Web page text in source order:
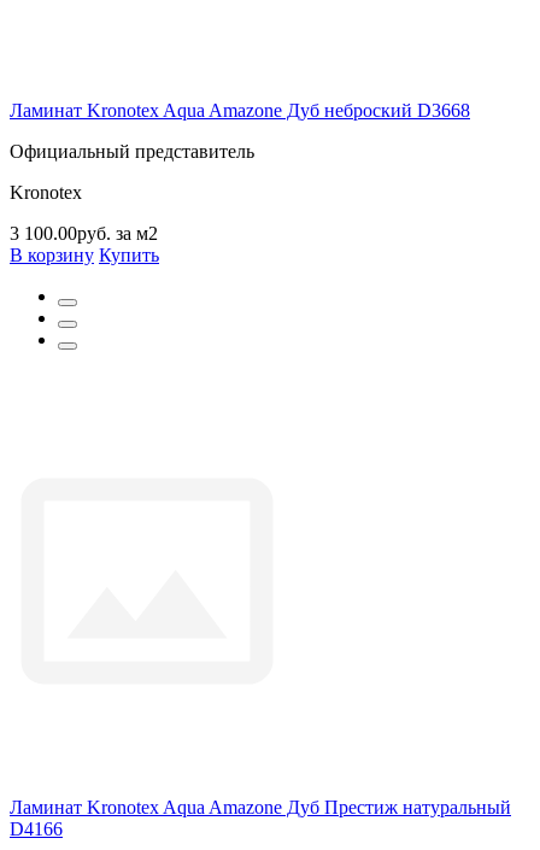
Ламинат Kronotex Aqua Amazone Дуб неброский D3668
Официальный представитель
Kronotex
3 100.00руб. за м2
В корзину Купить
Ламинат Kronotex Aqua Amazone Дуб Престиж натуральный
D4166